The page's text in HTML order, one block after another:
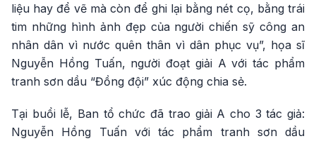
liệu hay để vẽ mà còn để ghi lại bằng nét cọ, bằng trái
tim những hình ảnh đẹp của người chiến sỹ công an
nhân dân vì nước quên thân vì dân phục vụ”, họa sĩ
Nguyễn Hồng Tuấn, người đoạt giải A với tác phẩm
tranh sơn dầu “Đồng đội” xúc động chia sẻ.
Tại buổi lễ, Ban tổ chức đã trao giải A cho 3 tác giả:
Nguyễn Hồng Tuấn với tác phẩm tranh sơn dầu